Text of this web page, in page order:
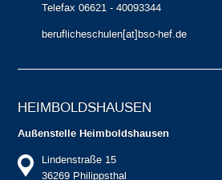
Telefax 06621 - 40093344
beruflicheschulen[at]bso-hef.de
HEIMBOLDS­HAUSEN
Außenstelle Heimboldshausen
Lindenstraße 15
36269 Philippsthal